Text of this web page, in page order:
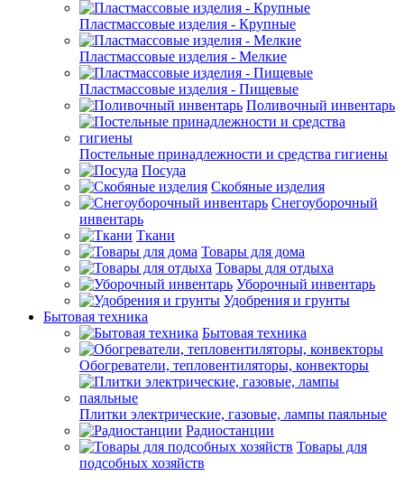
Пластмассовые изделия - Крупные
Пластмассовые изделия - Мелкие
Пластмассовые изделия - Пищевые
Поливочный инвентарь
Постельные принадлежности и средства гигиены
Посуда
Скобяные изделия
Снегоуборочный
инвентарь
Ткани
Товары для дома
Товары для отдыха
Уборочный инвентарь
Удобрения и грунты
Бытовая техника
Бытовая техника
Обогреватели, тепловентиляторы, конвекторы
Плитки электрические, газовые, лампы паяльные
Радиостанции
Товары для
подсобных хозяйств